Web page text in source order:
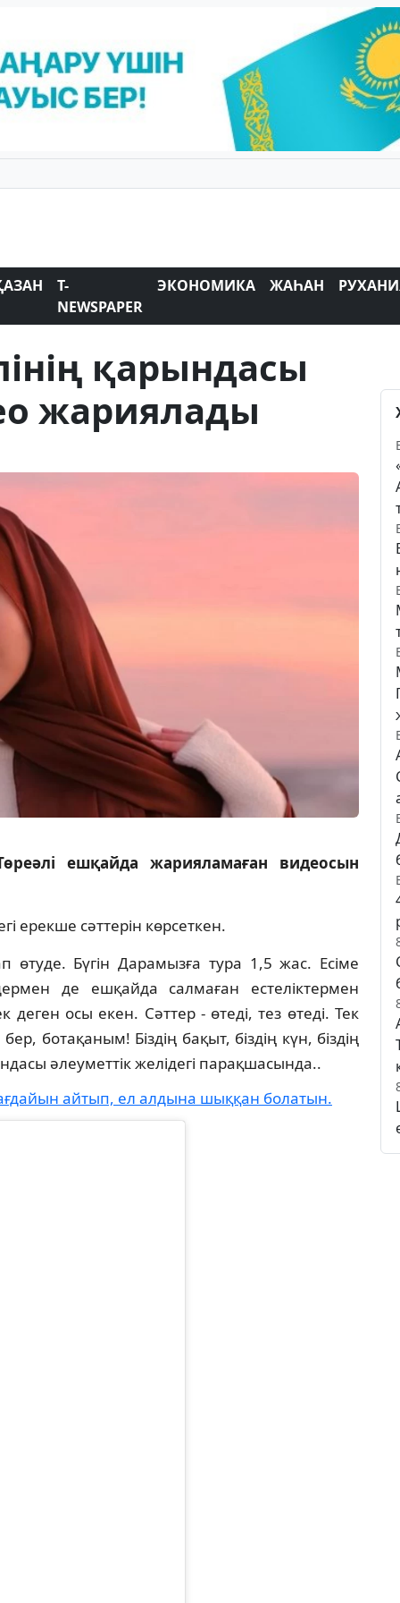
T-
NEWSPAPER
ЭКОНОМИКА ЖАҺАН
қарындасы
жариялады
ешқайда жарияламаған видеосын
ерекше сәттерін көрсеткен.
Бүгін Дарамызға тура 1,5 жас. Есіме
де ешқайда салмаған естеліктермен
деген осы екен. Сәттер - өтеді, тез өтеді. Тек
ботақаным! Біздің бақыт, біздің күн, біздің
әлеуметтік желідегі парақшасында..
айтып, ел алдына шыққан болатын.